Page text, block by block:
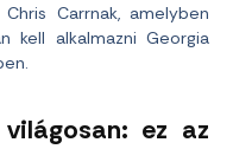
Carrnak, amelyben
kell alkalmazni Georgia
ez az